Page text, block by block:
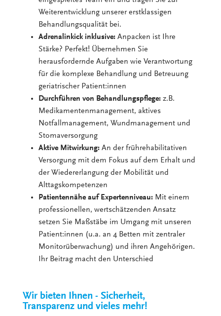
Weiterentwicklung unserer erstklassigen
Behandlungsqualität bei.
Adrenalinkick inklusive: Anpacken ist Ihre
Stärke? Perfekt! Übernehmen Sie
herausfordernde Aufgaben wie Verantwortung
für die komplexe Behandlung und Betreuung
geriatrischer Patient:innen
Durchführen von Behandlungspflege:z.B.
Medikamentenmanagement, aktives
Notfallmanagement, Wundmanagement und
Stomaversorgung
Aktive Mitwirkung: An der frührehabilitativen
Versorgung mit dem Fokus auf dem Erhalt und
der Wiedererlangung der Mobilität und
Alttagskompetenzen
Patientennähe auf Expertenniveau: Mit einem
professionellen, wertschätzenden Ansatz
setzen Sie Maßstäbe im Umgang mit unseren
Patient:innen (u.a. an 4 Betten mit zentraler
Monitorüberwachung) und ihren Angehörigen.
Ihr Beitrag macht den Unterschied
Wir bieten Ihnen - Sicherheit,
Transparenz und vieles mehr!